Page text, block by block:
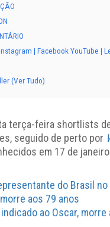
Instagram | Facebook YouTube |
(Ver Tudo)
terça-feira shortlists
seguido de perto por
em 17 de
do Brasil
aos 79 anos
ao Oscar, morre